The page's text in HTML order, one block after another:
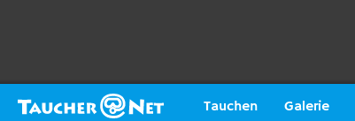
Tauchen Galerie